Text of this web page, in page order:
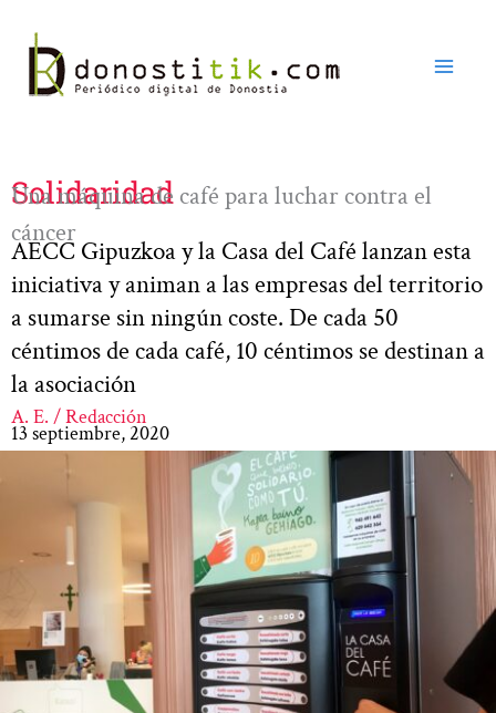
contenido
Solidaridad
Una máquina de café para luchar contra el
cáncer
AECC Gipuzkoa y la Casa del Café lanzan esta
iniciativa y animan a las empresas del territorio
a sumarse sin ningún coste. De cada 50
céntimos de cada café, 10 céntimos se destinan a
la asociación
A. E. / Redacción
13 septiembre, 2020